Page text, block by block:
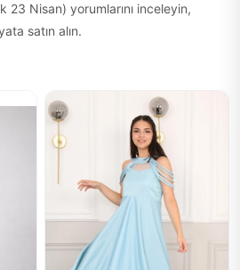
23 Nisan) yorumlarını inceleyin,
satın alın.